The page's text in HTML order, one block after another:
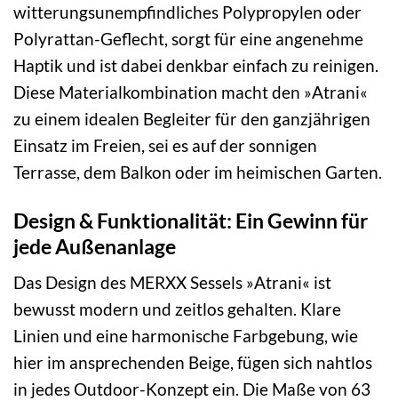
witterungsunempfindliches Polypropylen oder
Polyrattan-Geflecht, sorgt für eine angenehme
Haptik und ist dabei denkbar einfach zu reinigen.
Diese Materialkombination macht den »Atrani«
zu einem idealen Begleiter für den ganzjährigen
Einsatz im Freien, sei es auf der sonnigen
Terrasse, dem Balkon oder im heimischen Garten.
Design & Funktionalität: Ein Gewinn für
jede Außenanlage
Das Design des MERXX Sessels »Atrani« ist
bewusst modern und zeitlos gehalten. Klare
Linien und eine harmonische Farbgebung, wie
hier im ansprechenden Beige, fügen sich nahtlos
in jedes Outdoor-Konzept ein. Die Maße von 63